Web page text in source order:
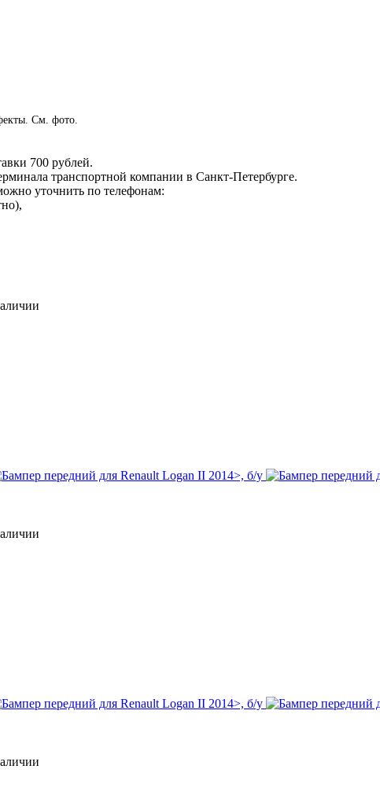
См. фото.
700 рублей.
транспортной компании в Санкт-Петербурге.
уточнить по телефонам:
,